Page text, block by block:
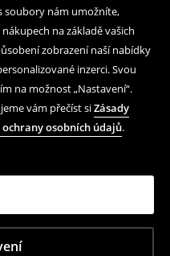
soubory nám umožníte,
na základě vašich
zobrazení naší nabídky
inzerci. Svou
na možnost „Nastavení“.
vám přečíst siZásady
ochrany osobních údajů.